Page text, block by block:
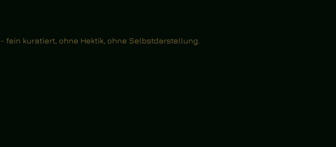
kuratiert, ohne Hektik, ohne Selbstdarstellung.